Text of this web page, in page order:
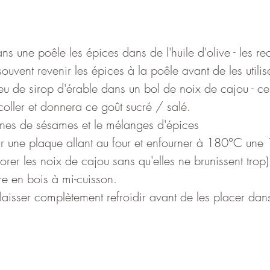
une poêle les épices dans de l'huile d'olive - les
revenir les épices à la poêle avant de les
de sirop d'érable dans un bol de noix de cajou -
et donnera ce goût sucré / salé.
de sésames et le mélanges d'épices
une plaque allant au four et enfourner à 180°C
les noix de cajou sans qu'elles ne brunissent
en bois à mi-cuisson.
complètement refroidir avant de les placer